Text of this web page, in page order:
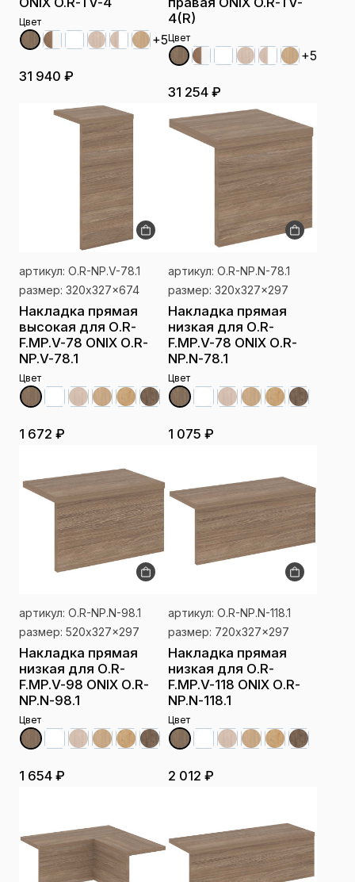
Цвет
+5
31 940 ₽
4(R)
Цвет
+5
31 254 ₽
артикул: О.R-NP.V-78.1
размер: 320x327x674
Накладка прямая
высокая для О.R-
F.MP.V-78 ONIX О.R-
NP.V-78.1
Цвет
1 672 ₽
артикул: О.R-NP.N-78.1
размер: 320x327x297
Накладка прямая
низкая для О.R-
F.MP.V-78 ONIX О.R-
NP.N-78.1
Цвет
1 075 ₽
артикул: О.R-NP.N-98.1
размер: 520x327x297
Накладка прямая
низкая для О.R-
F.MP.V-98 ONIX О.R-
NP.N-98.1
Цвет
1 654 ₽
артикул: О.R-NP.N-118.1
размер: 720x327x297
Накладка прямая
низкая для О.R-
F.MP.V-118 ONIX О.R-
NP.N-118.1
Цвет
2 012 ₽